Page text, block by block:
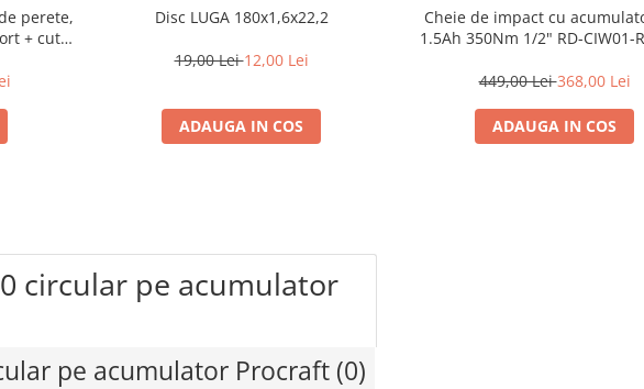
perete,
+ cutie
Disc LUGA 180x1,6x22,2
19,00 Lei12,00 Lei
ADAUGA IN COS
Cheie de impact cu
1.5Ah 350Nm 1/2" RD-CIW01-
449,00 Lei368,00 Lei
ADAUGA IN COS
circular pe acumulator
pe acumulator Procraft (0)